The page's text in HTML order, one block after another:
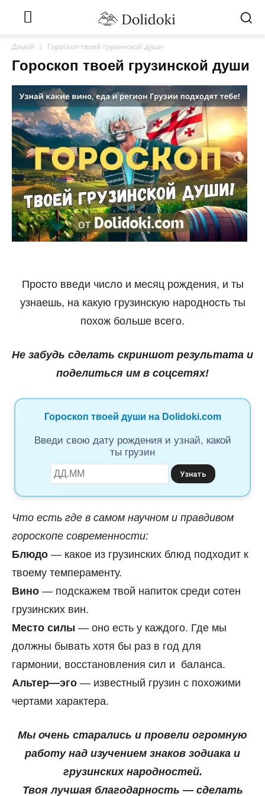
Домой Гороскоп твоей грузинской души
Гороскоп твоей грузинской души
Просто введи число и месяц рождения, и ты
узнаешь, на какую грузинскую народность ты
похож больше всего.
Не забудь сделать скриншот результата и
поделиться им в соцсетях!
Гороскоп твоей души на Dolidoki.com
Введи свою дату рождения и узнай, какой
ты грузин
Что есть где в самом научном и правдивом
гороскопе современности:
Блюдо — какое из грузинских блюд подходит к
твоему темпераменту.
Вино — подскажем твой напиток среди сотен
грузинских вин.
Место силы — оно есть у каждого. Где мы
должны бывать хотя бы раз в год для
гармонии, восстановления сил и баланса.
Альтер—эго — известный грузин с похожими
чертами характера.
Мы очень старались и провели огромную
работу над изучением знаков зодиака и
грузинских народностей.
Твоя лучшая благодарность — сделать